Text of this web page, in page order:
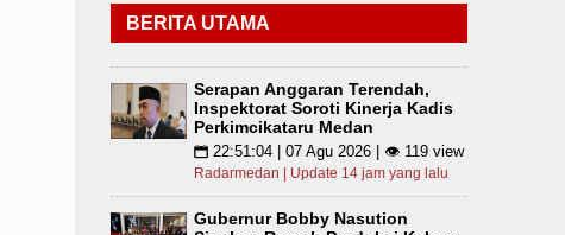
BERITA UTAMA
Serapan Anggaran Terendah,
Inspektorat Soroti Kinerja Kadis
Perkimcikataru Medan
📅 22:51:04 | 07 Agu 2026 | 👁 119 view
Radarmedan | Update 14 jam yang lalu
Gubernur Bobby Nasution